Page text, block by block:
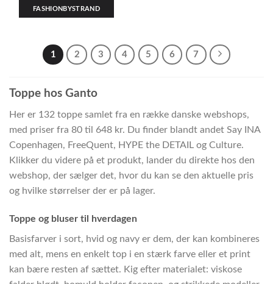
FASHIONBYSTRAND
1 2 3 4 5 6 7
Toppe hos Ganto
Her er 132 toppe samlet fra en række danske webshops,
med priser fra 80 til 648 kr. Du finder blandt andet Say INA
Copenhagen, FreeQuent, HYPE the DETAIL og Culture.
Klikker du videre på et produkt, lander du direkte hos den
webshop, der sælger det, hvor du kan se den aktuelle pris
og hvilke størrelser der er på lager.
Toppe og bluser til hverdagen
Basisfarver i sort, hvid og navy er dem, der kan kombineres
med alt, mens en enkelt top i en stærk farve eller et print
kan bære resten af sættet. Kig efter materialet: viskose